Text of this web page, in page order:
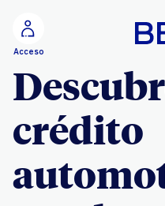
Acceso
crédito